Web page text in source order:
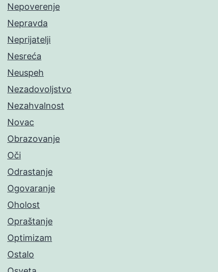
Nepoverenje
Nepravda
Neprijatelji
Nesreća
Neuspeh
Nezadovoljstvo
Nezahvalnost
Novac
Obrazovanje
Oči
Odrastanje
Ogovaranje
Oholost
Opraštanje
Optimizam
Ostalo